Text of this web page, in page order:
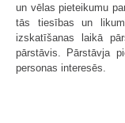
un vēlas pieteikumu
tās tiesības un
izskatīšanas laikā
pārstāvis. Pārstāvja
personas interesēs.